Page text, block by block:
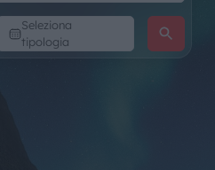
Seleziona
tipologia
HOME